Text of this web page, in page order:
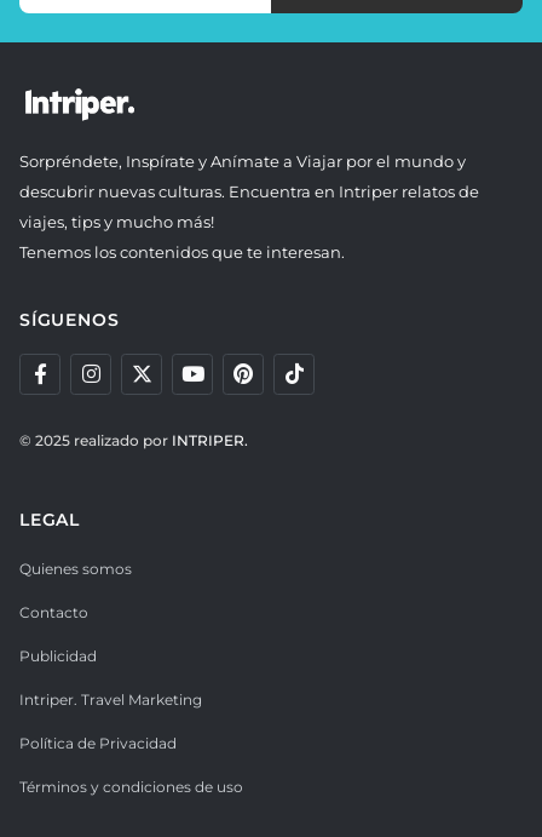
Sorpréndete, Inspírate y Anímate a Viajar por el mundo y
descubrir nuevas culturas. Encuentra en Intriper relatos de
viajes, tips y mucho más!
Tenemos los contenidos que te interesan.
SÍGUENOS
© 2025 realizado por INTRIPER.
LEGAL
Quienes somos
Contacto
Publicidad
Intriper. Travel Marketing
Política de Privacidad
Términos y condiciones de uso